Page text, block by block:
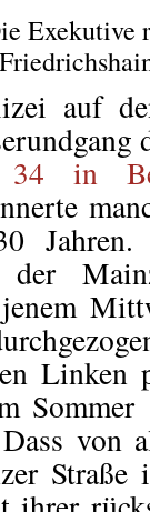
der
Linken
von